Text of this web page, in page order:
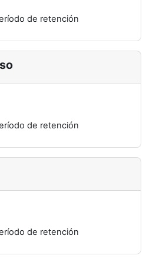
de retención
de retención
de retención